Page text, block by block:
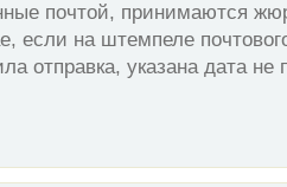
почтой, принимаются
если на штемпеле
отправка, указана дата не